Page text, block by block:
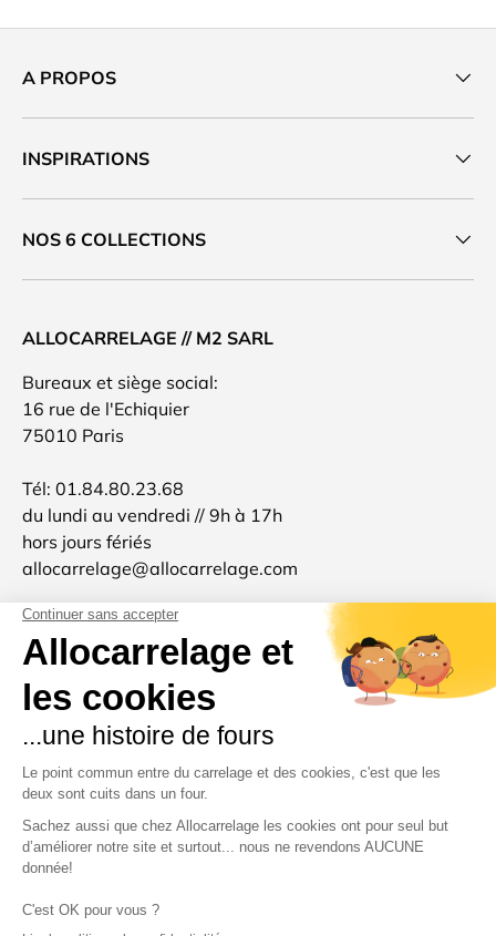
A PROPOS
INSPIRATIONS
NOS 6 COLLECTIONS
ALLOCARRELAGE // M2 SARL
Bureaux et siège social:
16 rue de l'Echiquier
75010 Paris
Tél: 01.84.80.23.68
du lundi au vendredi // 9h à 17h
hors jours fériés
allocarrelage@allocarrelage.com
SIREN: 511801904
TVA: FR96511801904
Allocarrelage est une marque française 🐓
d'inspiration italienne 🍝
Moyens de paiement acceptés
France (EUR €)